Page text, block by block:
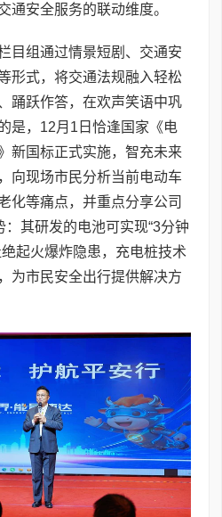
通安全服务的联动维度。
目组通过情景短剧、交通安
形式，将交通法规融入轻松
踊跃作答，在欢声笑语中巩
是，12月1日恰逢国家《电
新国标正式实施，智充未来
向现场市民分析当前电动车
化等痛点，并重点分享公司
：其研发的电池可实现“3分钟
起火爆炸隐患，充电桩技术
为市民安全出行提供解决方